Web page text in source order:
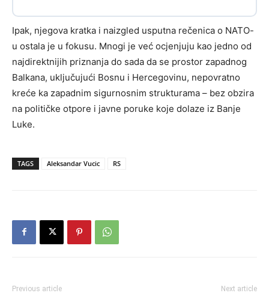
Ipak, njegova kratka i naizgled usputna rečenica o NATO-
u ostala je u fokusu. Mnogi je već ocjenjuju kao jedno od
najdirektnijih priznanja do sada da se prostor zapadnog
Balkana, uključujući Bosnu i Hercegovinu, nepovratno
kreće ka zapadnim sigurnosnim strukturama – bez obzira
na političke otpore i javne poruke koje dolaze iz Banje
Luke.
TAGS Aleksandar Vucic RS
Previous article Next article